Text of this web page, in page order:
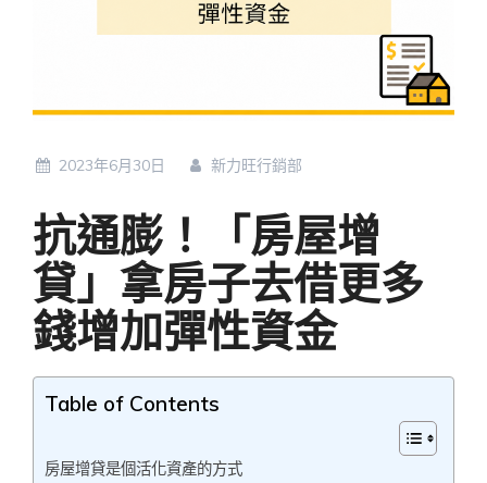
2023年6月30日 新力旺行銷部
抗通膨！「房屋增
貸」拿房子去借更多
錢增加彈性資金
Table of Contents
房屋增貸是個活化資產的方式